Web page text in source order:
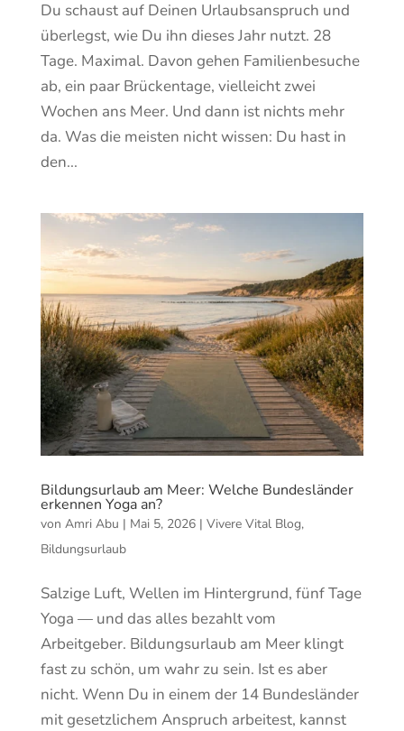
Du schaust auf Deinen Urlaubsanspruch und
überlegst, wie Du ihn dieses Jahr nutzt. 28
Tage. Maximal. Davon gehen Familienbesuche
ab, ein paar Brückentage, vielleicht zwei
Wochen ans Meer. Und dann ist nichts mehr
da. Was die meisten nicht wissen: Du hast in
den...
Bildungsurlaub am Meer: Welche Bundesländer
erkennen Yoga an?
von Amri Abu | Mai 5, 2026| Vivere Vital Blog,
Bildungsurlaub
Salzige Luft, Wellen im Hintergrund, fünf Tage
Yoga — und das alles bezahlt vom
Arbeitgeber. Bildungsurlaub am Meer klingt
fast zu schön, um wahr zu sein. Ist es aber
nicht. Wenn Du in einem der 14 Bundesländer
mit gesetzlichem Anspruch arbeitest, kannst